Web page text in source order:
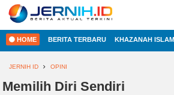
ADVERTORIAL
FOTO
VIDEO
PESONA
JAMBI
2022
JERNIH.ID
•
Developed
HOME BERITA TERBARU KHAZANAH ISLAM
JERNIH ID OPINI
Memilih Diri Sendiri